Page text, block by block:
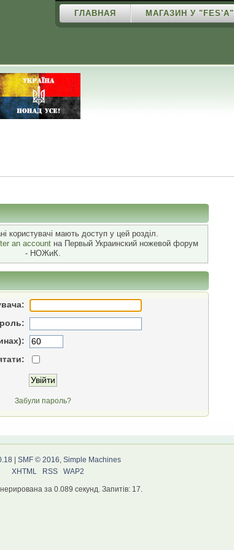
ГЛАВНАЯ МАГАЗИН У "FES'A"
користувачі мають доступ у цей розділ.
an account на Первый Украинский ножевой форум
- НОЖиК.
Забули пароль?
SMF © 2016 Simple Machines
XHTML
RSS WAP2
за 0.089 секунд. Запитів: 17.